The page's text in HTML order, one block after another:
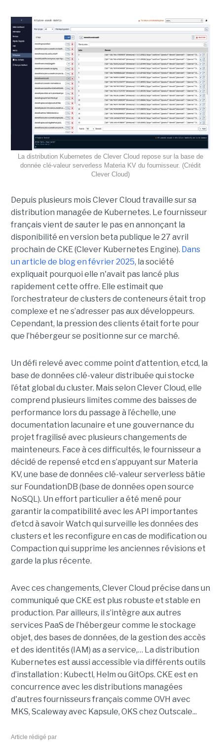
La distribution Kubernetes de Clever Cloud repose sur la base de
donnée clé-valeur serverless Materia KV du fournisseur. (Crédit
Clever Cloud)
Depuis plusieurs mois Clever Cloud travaille sur sa
distribution managée de Kubernetes. Le fournisseur
français vient de sauter le pas en annonçant la
disponibilité en version beta publique le 27 avril
prochain de CKE (Clever Kubernetes Engine). Dans
un article de blog en février 2025, la société
expliquait pourquoi elle n'avait pas lancé plus
rapidement cette offre. Elle estimait que
l’orchestrateur de clusters de conteneurs était trop
complexe et ne s’adresser pas aux développeurs.
Cependant, la pression des clients était forte pour
que l’hébergeur se positionne sur ce marché.
Un défi relevé avec comme point d’attention, etcd, la
base de données clé-valeur distribuée qui stocke
l’état global du cluster. Mais selon Clever Cloud, elle
comprend plusieurs limites comme des baisses de
performance lors du passage à l’échelle, une
documentation lacunaire et une gouvernance du
projet fragilisé avec plusieurs changements de
mainteneurs. Face à ces difficultés, le fournisseur a
décidé de repensé etcd en s’appuyant sur Materia
KV, une base de données clé-valeur serverless bâtie
sur FoundationDB (base de données open source
NoSQL). Un effort particulier a été mené pour
garantir la compatibilité avec les API importantes
d’etcd à savoir Watch qui surveille les données des
clusters et les reconfigure en cas de modification ou
Compaction qui supprime les anciennes révisions et
garde la plus récente.
Avec ces changements, Clever Cloud précise dans un
communiqué que CKE est plus robuste et stable en
production. Par ailleurs, il s’intègre aux autres
services PaaS de l’hébergeur comme le stockage
objet, des bases de données, de la gestion des accès
et des identités (IAM) as a service,… La distribution
Kubernetes est aussi accessible via différents outils
d’installation : Kubectl, Helm ou GitOps. CKE est en
concurrence avec les distributions managées
d'autres fournisseurs français comme OVH avec
MKS, Scaleway avec Kapsule, OKS chez Outscale...
Article rédigé par